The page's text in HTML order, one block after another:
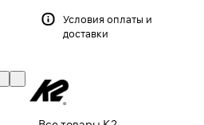
Условия оплаты и
доставки